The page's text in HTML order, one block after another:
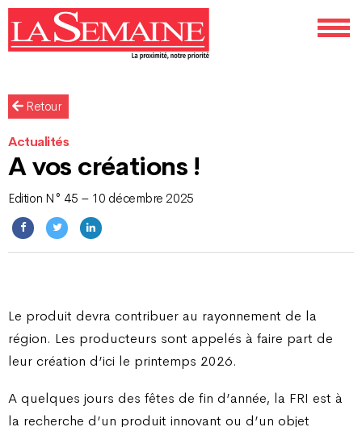
Retour
Actualités
A vos créations !
Edition N° 45 – 10 décembre 2025
Le produit devra contribuer au rayonnement de la
région. Les producteurs sont appelés à faire part de
leur création d’ici le printemps 2026.
A quelques jours des fêtes de fin d’année, la FRI est à
la recherche d’un produit innovant ou d’un objet